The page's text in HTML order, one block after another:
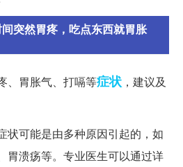
突然胃疼，吃点东西就胃胀
、胃胀气、打嗝等症状 ，建议及
状可能是由多种原因引起的，如
胃溃疡等。专业医生可以通过详